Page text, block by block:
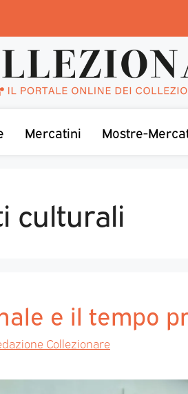
Mercatini Mostre-
culturali
e il tempo
Collezionare